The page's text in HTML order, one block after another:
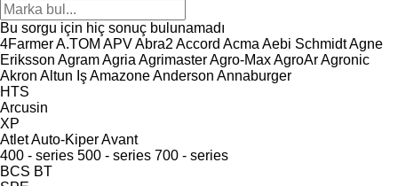
Bu sorgu için hiç sonuç bulunamadı
4FarmerA.TOM APVAbra2 Accord Acma Aebi SchmidtAgne
Eriksson AgramAgria AgrimasterAgro-MaxAgroArAgronic
Akron Altun IşAmazoneAnderson Annaburger
HTS
Arcusin
XP
AtletAuto-KiperAvant
400 - series 500 - series 700 - series
BCS BT